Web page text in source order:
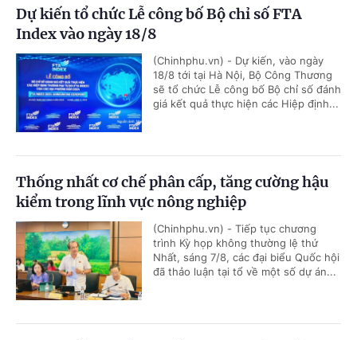
Dự kiến tổ chức Lễ công bố Bộ chỉ số FTA
Index vào ngày 18/8
(Chinhphu.vn) - Dự kiến, vào ngày
18/8 tới tại Hà Nội, Bộ Công Thương
sẽ tổ chức Lễ công bố Bộ chỉ số đánh
giá kết quả thực hiện các Hiệp định...
Thống nhất cơ chế phân cấp, tăng cường hậu
kiểm trong lĩnh vực nông nghiệp
(Chinhphu.vn) - Tiếp tục chương
trình Kỳ họp không thường lệ thứ
Nhất, sáng 7/8, các đại biểu Quốc hội
đã thảo luận tại tổ về một số dự án...